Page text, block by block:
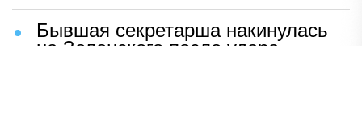
Бывшая секретарша накинулась
на Зеленского после удара